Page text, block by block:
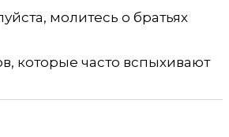
молитесь о братьях
которые часто вспыхивают